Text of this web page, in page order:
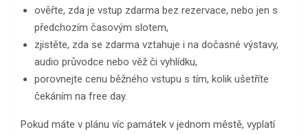
ověřte, zda je vstup zdarma bez rezervace, nebo jen s
předchozím časovým slotem,
zjistěte, zda se zdarma vztahuje i na dočasné výstavy,
audio průvodce nebo věž či vyhlídku,
porovnejte cenu běžného vstupu s tím, kolik ušetříte
čekáním na free day.
Pokud máte v plánu víc památek v jednom městě, vyplatí